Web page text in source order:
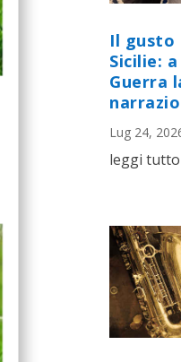
Il gusto
Sicilie:
Guerra
Lug 24,
leggi tutto